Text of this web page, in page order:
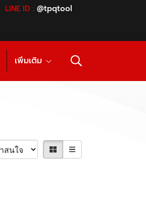
LINE ID : @tpqtool
เพิ่มเติม